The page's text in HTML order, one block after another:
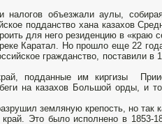
налогов объезжали аулы,
подданство хана казахов
для него резиденцию в «краю
Каратал. Но прошло еще 22
гражданство, поставили в
подданные им киргизы
на казахов Большой орды, и
земляную крепость, но так
Это было исполнено в 1853-